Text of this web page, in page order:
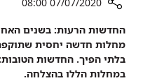
שיתוף
לראשונה
בצפון:
המרפאה
החדשות הרעות: בשנים
מחלות חדשה יחסית
בלתי הפיך. החדשות
במחלות הללו בהצלחה.